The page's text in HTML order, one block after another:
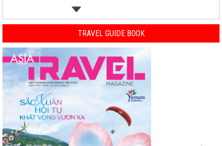
TRAVEL GUIDE BOOK
Previous